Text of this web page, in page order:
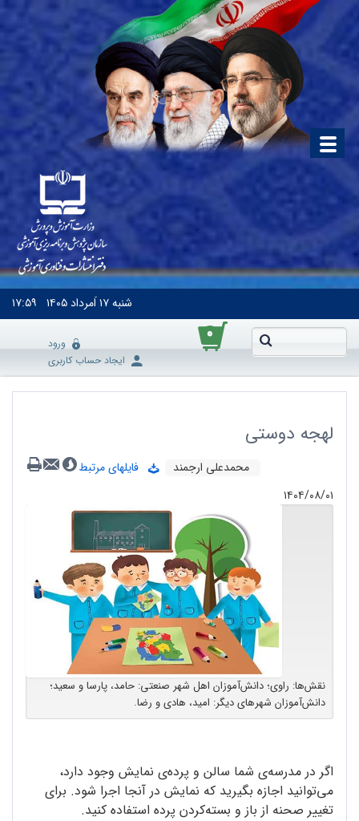
شنبه۱۷ اَمرداد ۱۴۰۵ ۱۷:۵۹
۰
ورود
ایجاد حساب کاربری
لهجه دوستی
محمدعلی ارجمند
فایلهای مرتبط
۱۴۰۴/۰۸/۰۱
نقش‌ها: راوی؛ دانش‌آموزان اهل شهر صنعتی: حامد، پارسا و سعید؛
دانش‌آموزان شهرهای دیگر: امید، هادی و رضا.
اگر در مدرسه‌ی شما سالن و پرده‌ی نمایش وجود دارد،
می‌توانید اجازه بگیرید که نمایش در آنجا اجرا شود. برای
تغییر صحنه از باز و بسته‌کردن پرده استفاده کنید.